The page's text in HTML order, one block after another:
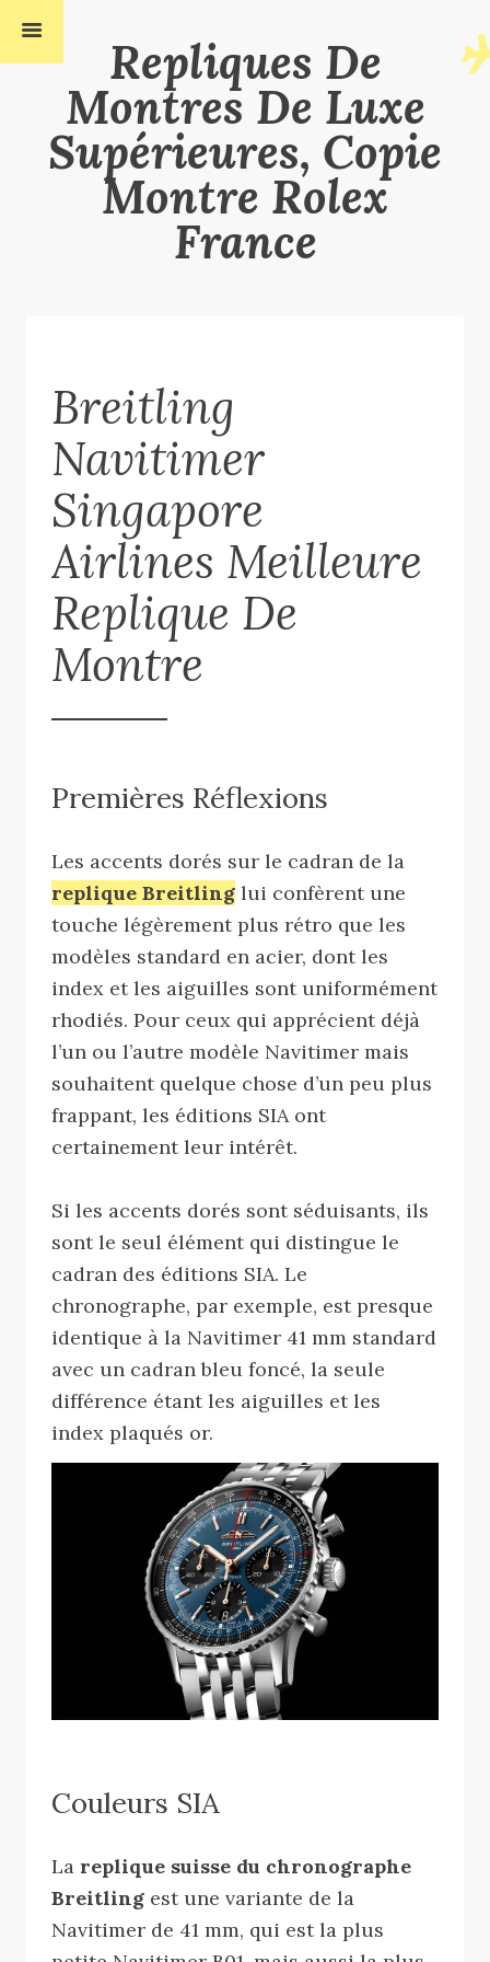
Repliques De
Montres De Luxe
Supérieures, Copie
Montre Rolex
France
Breitling
Navitimer
Singapore
Airlines Meilleure
Replique De
Montre
Premières Réflexions
Les accents dorés sur le cadran de la
replique Breitling lui confèrent une
touche légèrement plus rétro que les
modèles standard en acier, dont les
index et les aiguilles sont uniformément
rhodiés. Pour ceux qui apprécient déjà
l’un ou l’autre modèle Navitimer mais
souhaitent quelque chose d’un peu plus
frappant, les éditions SIA ont
certainement leur intérêt.
Si les accents dorés sont séduisants, ils
sont le seul élément qui distingue le
cadran des éditions SIA. Le
chronographe, par exemple, est presque
identique à la Navitimer 41 mm standard
avec un cadran bleu foncé, la seule
différence étant les aiguilles et les
index plaqués or.
Couleurs SIA
La replique suisse du chronographe
Breitling est une variante de la
Navitimer de 41 mm, qui est la plus